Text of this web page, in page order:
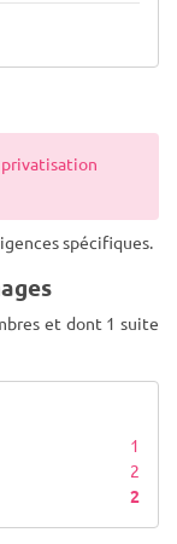
spécifiques.
et dont 1 suite
1
2
2